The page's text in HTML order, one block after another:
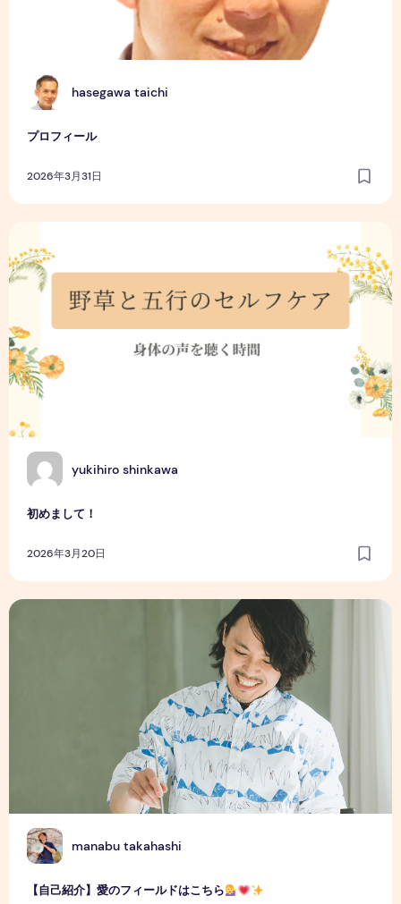
H hasegawa taichi
プロフィール
2026年3月31日
Y yukihiro shinkawa
初めまして！
2026年3月20日
M manabu takahashi
【自己紹介】愛のフィールドはこちら
【自己紹介】愛のフィールドはこちら